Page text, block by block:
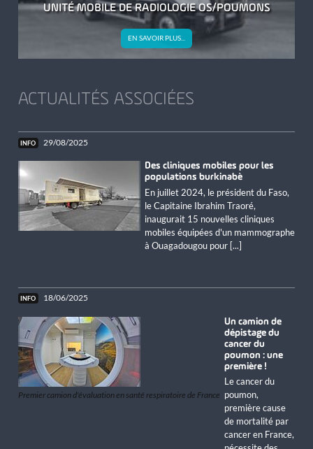
UNITÉ MOBILE DE RADIOLOGIE OS/POUMONS
EN SAVOIR PLUS...
OS/POUMONS
ACTUALITÉS ASSOCIÉES
29/08/2025
Des cliniques mobiles pour les
populations burkinabè
En juillet 2024, le président du Faso,
le Capitaine Ibrahim Traoré,
inaugurait 15 nouvelles cliniques
mobiles équipées d'un mammographe
à Ouagadougou pour [...]
18/06/2025
Premier camion d'évaluation en santé respiratoire de France
Un camion de
dépistage du
cancer du
poumon : une
première !
Le cancer du
poumon,
première cause
de mortalité par
cancer en France,